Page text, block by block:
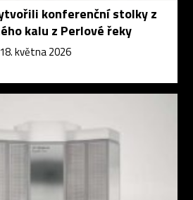
konferenční stolky z
kalu z Perlové řeky
18. května 2026